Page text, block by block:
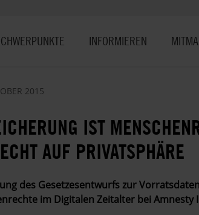
INFORMIEREN
2015
IST
AUF PRIVATSPHÄRE
des Gesetzesentwurfs zur
im Digitalen Zeitalter bei